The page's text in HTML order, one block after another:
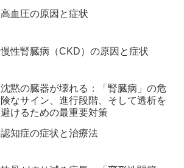
高血圧の原因と症状
慢性腎臓病（CKD）の原因と症状
沈黙の臓器が壊れる：「腎臓病」の危
険なサイン、進行段階、そして透析を
避けるための最重要対策
認知症の症状と治療法